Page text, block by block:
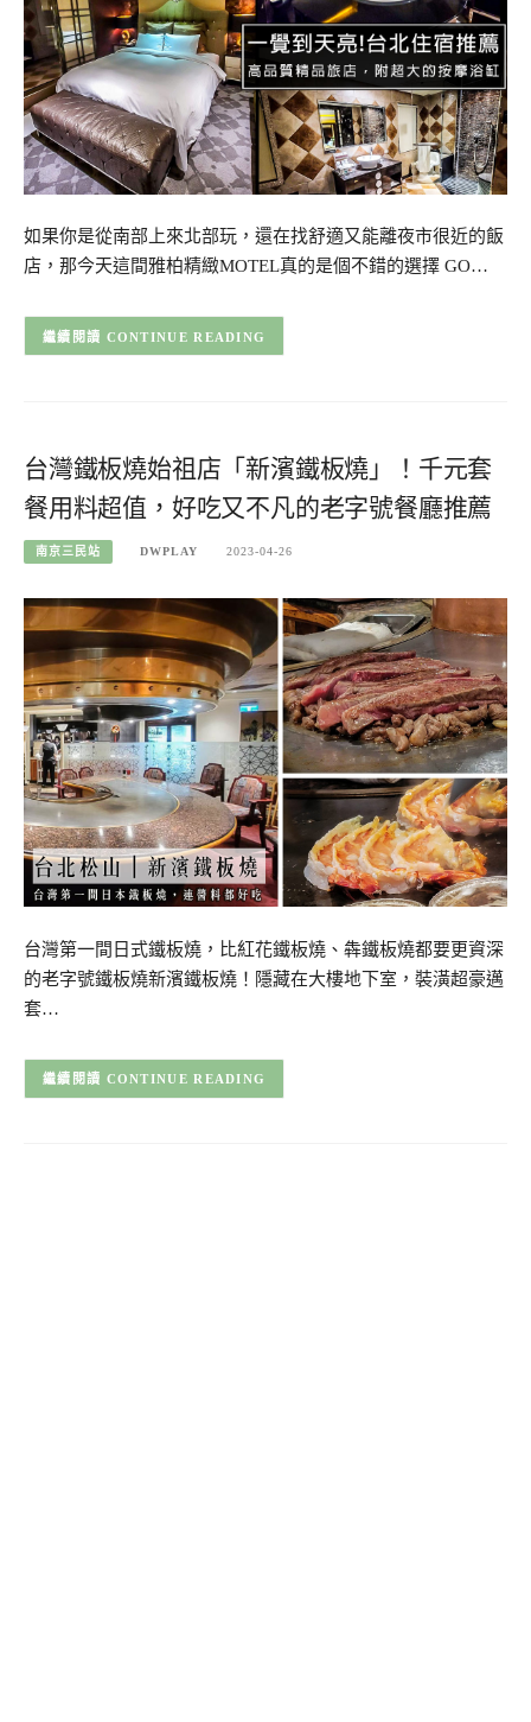
如果你是從南部上來北部玩，還在找舒適又能離夜市很近的飯
店，那今天這間雅柏精緻MOTEL真的是個不錯的選擇 GO…
CONTINUE READING
台灣鐵板燒始祖店「新濱鐵板燒」！千元套
餐用料超值，好吃又不凡的老字號餐廳推薦
南京三民站 DWPLAY 2023-04-26
台灣第一間日式鐵板燒，比紅花鐵板燒、犇鐵板燒都要更資深
的老字號鐵板燒新濱鐵板燒！隱藏在大樓地下室，裝潢超豪邁
套…
CONTINUE READING